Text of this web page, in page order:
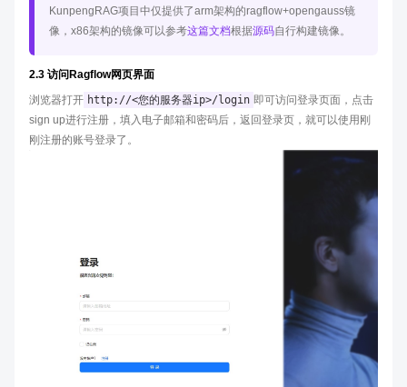
KunpengRAG项目中仅提供了arm架构的ragflow+opengauss镜
像，x86架构的镜像可以参考这篇文档根据源码自行构建镜像。
2.3 访问Ragflow网页界面
浏览器打开 http://<您的服务器ip>/login 即可访问登录页面，点击
sign up进行注册，填入电子邮箱和密码后，返回登录页，就可以使用刚
刚注册的账号登录了。